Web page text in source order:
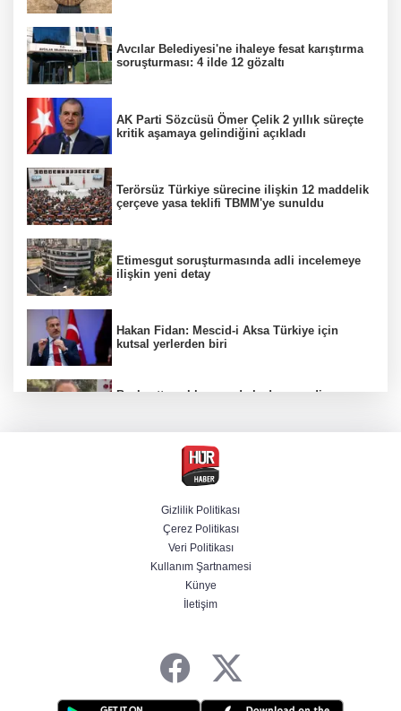
Avcılar Belediyesi'ne ihaleye fesat karıştırma
soruşturması: 4 ilde 12 gözaltı
AK Parti Sözcüsü Ömer Çelik 2 yıllık süreçte
kritik aşamaya gelindiğini açıkladı
Terörsüz Türkiye sürecine ilişkin 12 maddelik
çerçeve yasa teklifi TBMM'ye sunuldu
Etimesgut soruşturmasında adli incelemeye
ilişkin yeni detay
Hakan Fidan: Mescid-i Aksa Türkiye için
kutsal yerlerden biri
Başkentte yol kenarında kadın cesedi
CHP'li belediye başkanın yazışmaları rüşvet
ağını ortaya koydu
Özel ve Ağbaba hakkında dokunulmazlık
talebi iletildi
Başvurular başladı! Polis Akademisi 350
Gizlilik Politikası
Çerez Politikası
Veri Politikası
Kullanım Şartnamesi
Künye
İletişim